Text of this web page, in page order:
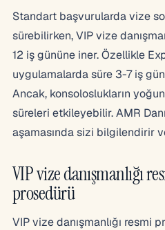
Standart başvurularda vize
sürebilirken, VIP vize
12 iş gününe iner. Özellikle
uygulamalarda süre 3-7 iş
Ancak, konsoloslukların
süreleri etkileyebilir. AMR
aşamasında sizi bilgilendirir
VIP vize danışmanlığı
prosedürü
VIP vize danışmanlığı resmi